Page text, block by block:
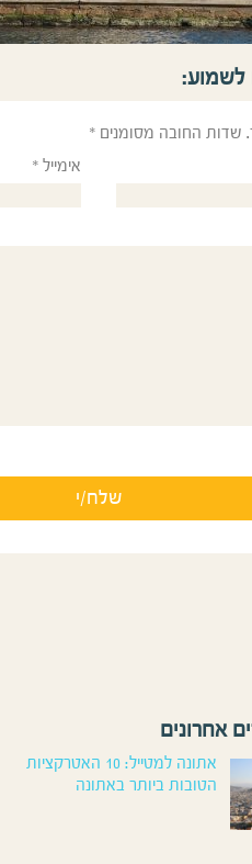
לשמוע:
שדות החובה מסומנים *
אימייל *
אחרונים
אתונה למטייל: 10 האטרקציות
הטובות ביותר באתונה